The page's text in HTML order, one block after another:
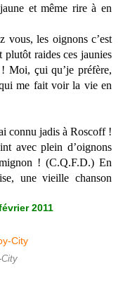
et même rire à en
vous, les oignons c’est
raides ces jaunies
Moi, çui qu’je préfère,
me fait voir la vie en
connu jadis à Roscoff !
avec plein d’oignons
! (C.Q.F.D.) En
une vieille chanson
2011
City